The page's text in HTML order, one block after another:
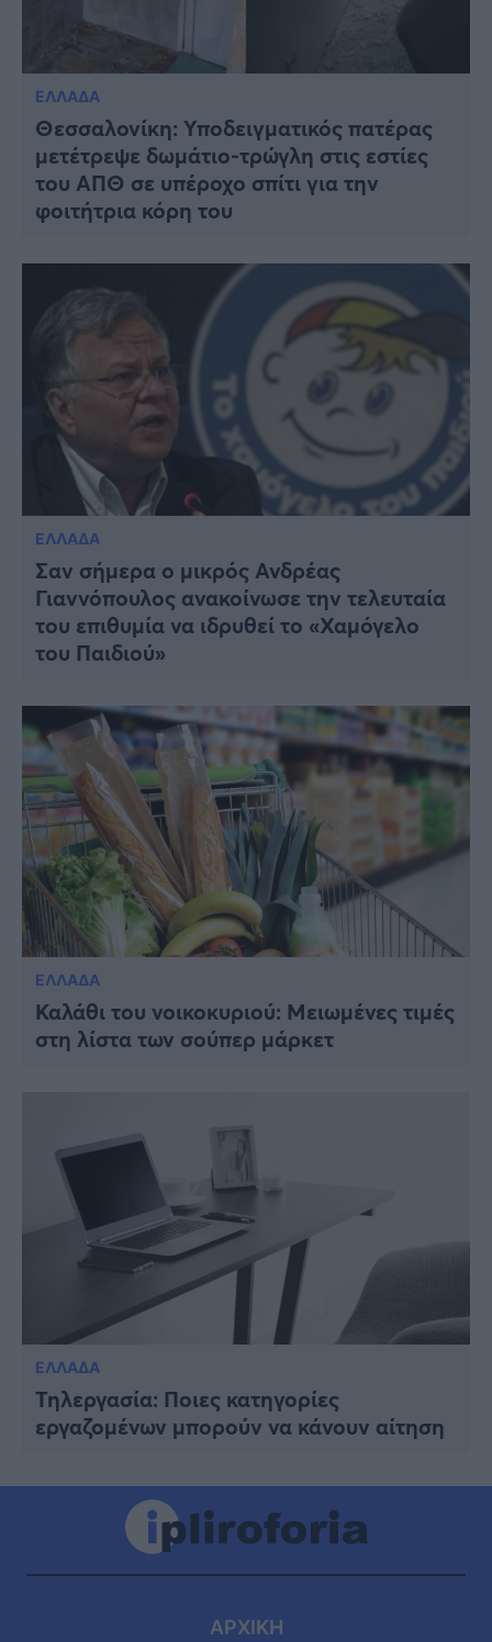
ΕΛΛΑΔΑ
Θεσσαλονίκη: Υποδειγματικός πατέρας
μετέτρεψε δωμάτιο-τρώγλη στις εστίες
του ΑΠΘ σε υπέροχο σπίτι για την
φοιτήτρια κόρη του
ΕΛΛΑΔΑ
Σαν σήμερα ο μικρός Ανδρέας
Γιαννόπουλος ανακοίνωσε την τελευταία
του επιθυμία να ιδρυθεί το «Χαμόγελο
του Παιδιού»
ΕΛΛΑΔΑ
Καλάθι του νοικοκυριού: Μειωμένες τιμές
στη λίστα των σούπερ μάρκετ
ΕΛΛΑΔΑ
Τηλεργασία: Ποιες κατηγορίες
εργαζομένων μπορούν να κάνουν αίτηση
ΑΡΧΙΚΗ